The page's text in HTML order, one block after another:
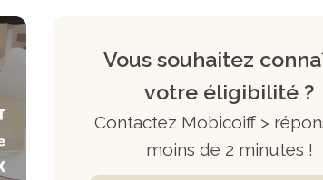
Vous souhaitez
votre éligibilité ?
Contactez Mobicoiff >
moins de 2 minutes !